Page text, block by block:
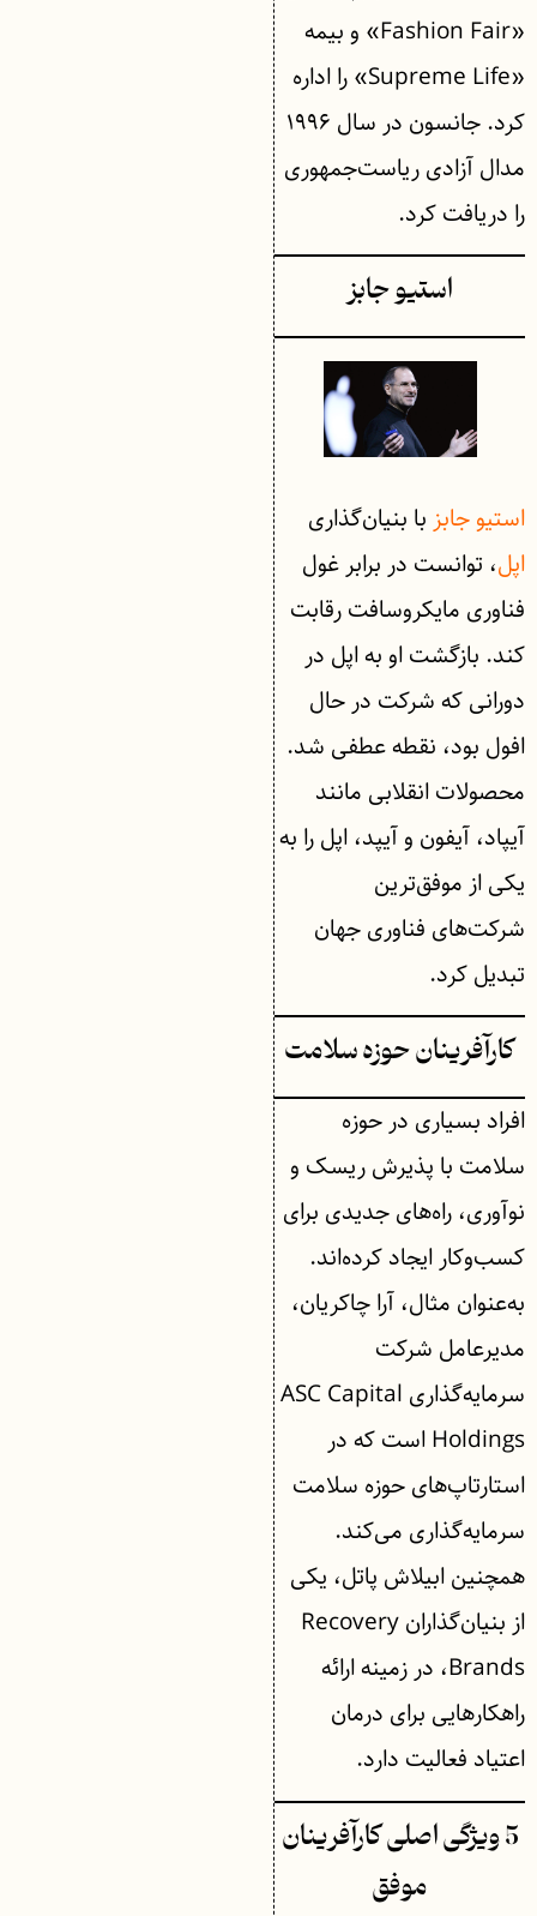
«Fashion Fair» و بیمه
«Supreme Life» را اداره
کرد. جانسون در سال ۱۹۹۶
مدال آزادی ریاست‌جمهوری
را دریافت کرد.
استیو جابز
استیو جابزبا بنیان‌گذاری
اپل، توانست در برابر غول
فناوری مایکروسافت رقابت
کند. بازگشت او به اپل در
دورانی که شرکت در حال
افول بود، نقطه عطفی شد.
محصولات انقلابی مانند
آیپاد، آیفون و آیپد، اپل را به
یکی از موفق‌ترین
شرکت‌های فناوری جهان
تبدیل کرد.
کارآفرینان حوزه سلامت
افراد بسیاری در حوزه
سلامت با پذیرش ریسک و
نوآوری، راه‌های جدیدی برای
کسب‌وکار ایجاد کرده‌اند.
به‌عنوان مثال، آرا چاکریان،
مدیرعامل شرکت
سرمایه‌گذاری ASC Capital
Holdings است که در
استارتاپ‌های حوزه سلامت
سرمایه‌گذاری می‌کند.
همچنین ابیلاش پاتل، یکی
از بنیان‌گذاران Recovery
Brands، در زمینه ارائه
راهکارهایی برای درمان
اعتیاد فعالیت دارد.
5 ویژگی اصلی کارآفرینان
موفق